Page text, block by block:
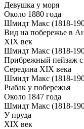
Девушка у моря
Около 1880 года
Шмидт Макс (1818-
Вид на побережье в
XIX век
Шмидт Макс (1818-
Прибрежный пейзаж с
Середина XIX века
Шмидт Макс (1818-
Рыбак у побережья
Около 1847 года
Шмидт Макс (1818-
У пруда
XIX век